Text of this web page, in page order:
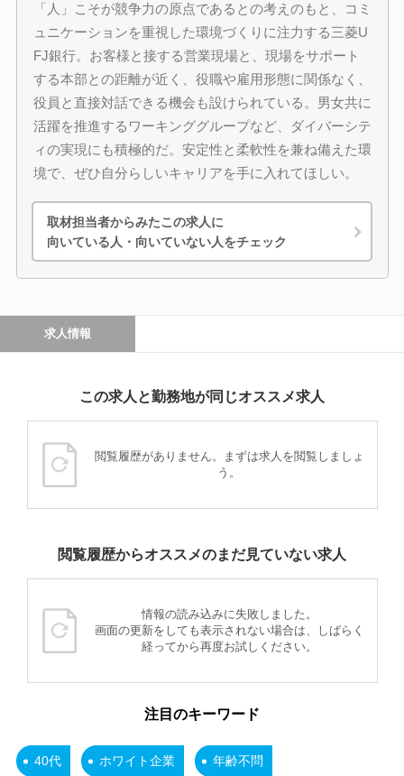
「人」こそが競争力の原点であるとの考えのもと、コミ
ュニケーションを重視した環境づくりに注力する三菱U
FJ銀行。お客様と接する営業現場と、現場をサポート
する本部との距離が近く、役職や雇用形態に関係なく、
役員と直接対話できる機会も設けられている。男女共に
活躍を推進するワーキンググループなど、ダイバーシテ
ィの実現にも積極的だ。安定性と柔軟性を兼ね備えた環
境で、ぜひ自分らしいキャリアを手に入れてほしい。
取材担当者からみたこの求人に
向いている人・向いていない人をチェック
求人情報
この求人と勤務地が同じオススメ求人
閲覧履歴がありません。まずは求人を閲覧しましょ
う。
閲覧履歴からオススメのまだ見ていない求人
情報の読み込みに失敗しました。
画面の更新をしても表示されない場合は、しばらく
経ってから再度お試しください。
注目のキーワード
40代 ホワイト企業 年齢不問